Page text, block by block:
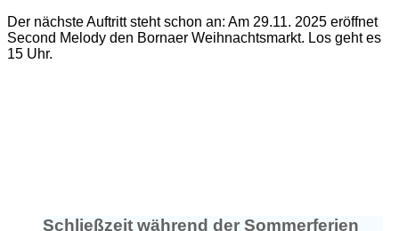
Der nächste Auftritt steht schon an: Am 29.11. 2025 eröffnet
Second Melody den Bornaer Weihnachtsmarkt. Los geht es
15 Uhr.
Schließzeit während der Sommerferien